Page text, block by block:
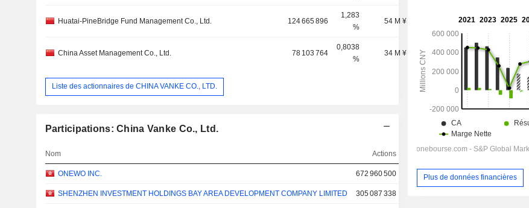
Huatai-PineBridge Fund Management Co., Ltd. 124 665 896
1,283
%
54 M ¥
China Asset Management Co., Ltd. 78 103 764
0,8038
%
34 M ¥
Liste des actionnaires de CHINA VANKE CO., LTD.
Participations: China Vanke Co., Ltd.
Nom Actions % Valorisation
ONEWO INC. 672 960 500 57,61% 1 294 M $
SHENZHEN INVESTMENT HOLDINGS BAY AREA DEVELOPMENT COMPANY LIMITED 305 087 338
Plus de données financières